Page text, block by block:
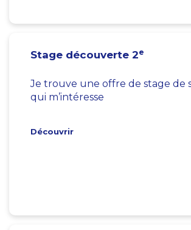
Stage découverte 2e
Je trouve une offre de stage de
qui m’intéresse
Découvrir